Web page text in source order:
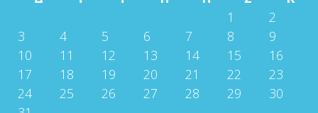
1
2
3
4 5 6 7 8
9
10
11 12 13 14 15
16
17
18 19 20 21 22
23
24
25 26 27 28 29
30